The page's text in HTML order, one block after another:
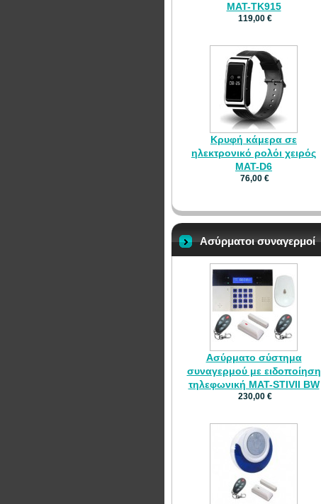
MAT-TK915
119,00 €
Κρυφή κάμερα σε
ηλεκτρονικό ρολόι χειρός
MAT-D6
76,00 €
Ασύρματοι συναγερμοί
Ασύρματο σύστημα
συναγερμού με ειδοποίηση
τηλεφωνική MAT-STIVII BW
230,00 €